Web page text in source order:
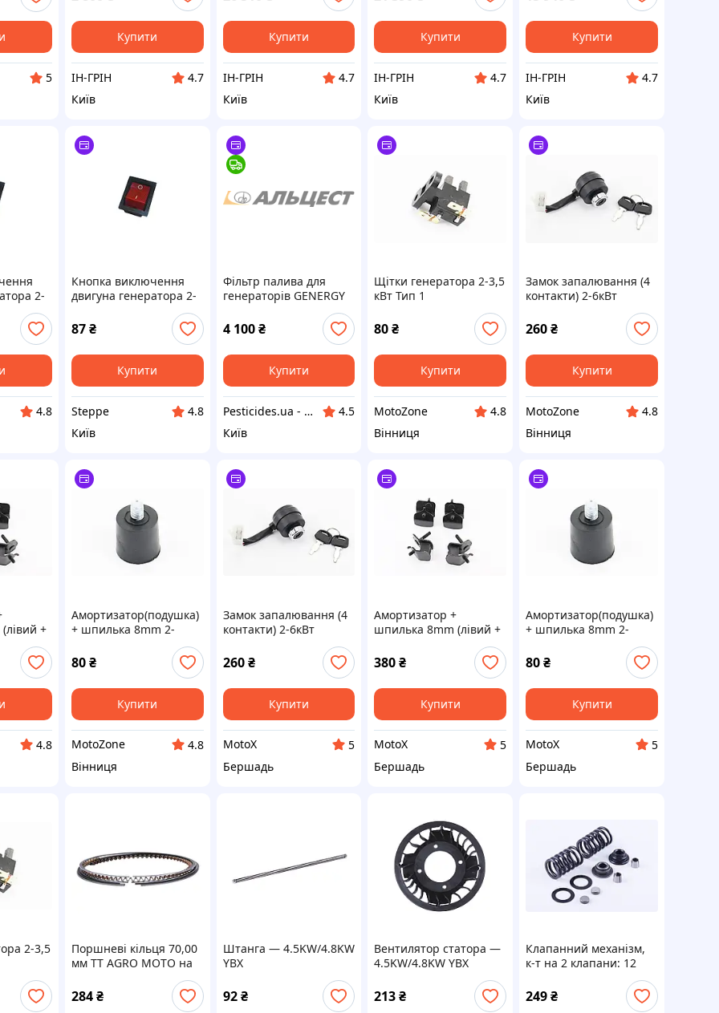
5
Купити
ІН-ГРІН
4.7
Київ
Купити
ІН-ГРІН
4.7
Київ
Купити
ІН-ГРІН
4.7
Київ
Купити
ІН-ГРІН
4.7
Київ
2-
4.8
Кнопка виключення
двигуна генератора 2-
87₴
Купити
Steppe
4.8
Київ
Фільтр палива для
генераторів GENERGY
R401526,
комплектуюча деталь
генератора
4 100 ₴
Купити
Pesticides.ua - Аграрна продукція і не тільки !!!
4.5
Київ
Щітки генератора 2-3,5
кВт Тип 1
80₴
Купити
MotoZone
4.8
Вінниця
Замок запалювання (4
контакти) 2-6кВт
260₴
Купити
MotoZone
4.8
Вінниця
+
2-3,5
4.8
Амортизатор(подушка)
+ шпилька 8mm 2-
80₴
Купити
MotoZone
4.8
Вінниця
Замок запалювання (4
контакти) 2-6кВт
260 ₴
Купити
MotoX
5
Бершадь
Амортизатор +
шпилька 8mm (лівий +
правий) к-кт 4шт 2-3,5
кВт
380₴
Купити
MotoX
5
Бершадь
Амортизатор(подушка)
+ шпилька 8mm 2-
80₴
Купити
MotoX
5
Бершадь
2-3,5
Поршневі кільця 70,00
мм TT AGRO MOTO на
генератор
4.5KW/4.8KW
284₴
Штанга — 4.5KW/4.8KW
YBX
92 ₴
Вентилятор статора —
4.5KW/4.8KW YBX
213₴
Клапанний механізм,
к-т на 2 клапани: 12
елементів — 186F —
GN 5 KW YBX
249₴